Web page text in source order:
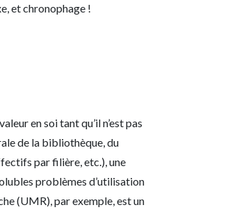
et chronophage !
en soi tant qu’il n’est pas
de la bibliothèque, du
par filière, etc.), une
problèmes d’utilisation
(UMR), par exemple, est un